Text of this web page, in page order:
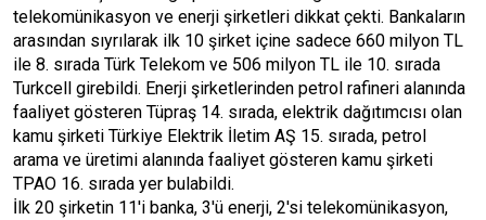
telekomünikasyon ve enerji şirketleri dikkat çekti. Bankaların
arasından sıyrılarak ilk 10 şirket içine sadece 660 milyon TL
ile 8. sırada Türk Telekom ve 506 milyon TL ile 10. sırada
Turkcell girebildi. Enerji şirketlerinden petrol rafineri alanında
faaliyet gösteren Tüpraş 14. sırada, elektrik dağıtımcısı olan
kamu şirketi Türkiye Elektrik İletim AŞ 15. sırada, petrol
arama ve üretimi alanında faaliyet gösteren kamu şirketi
TPAO 16. sırada yer bulabildi.
İlk 20 şirketin 11'i banka, 3'ü enerji, 2'si telekomünikasyon,